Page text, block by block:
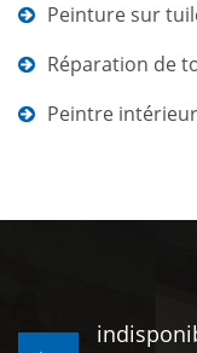
Peinture sur
Réparation de
Peintre